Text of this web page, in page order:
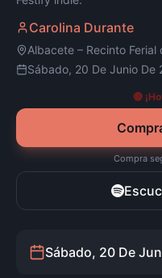
Carolina Durante
Albacete – Recinto
Sábado, 20 De Junio De
🔴
Compra
Sábado, 20 De